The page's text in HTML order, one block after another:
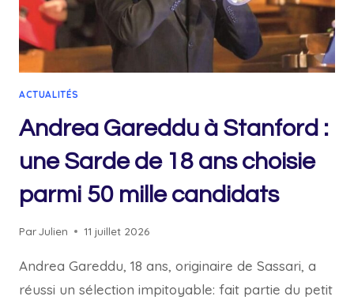
ACTUALITÉS
Andrea Gareddu à Stanford :
une Sarde de 18 ans choisie
parmi 50 mille candidats
ParJulien 11 juillet 2026
Andrea Gareddu, 18 ans, originaire de Sassari, a
réussi un sélection impitoyable: fait partie du petit